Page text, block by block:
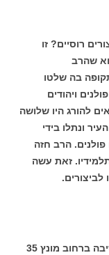
רוסיים? זו
שהרב
בה שלטו
ויהודים
להורג היו שלושה
ונתלו בידי
פולנים. הרב חזה
זאת עשה
בתום המלחמה עבר הרב לגרמניה והקים ישיבה ברחוב מונץ 35